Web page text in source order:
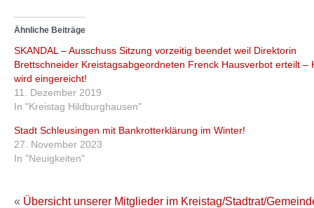
Ähnliche Beiträge
SKANDAL – Ausschuss Sitzung vorzeitig beendet weil Direktorin
Brettschneider Kreistagsabgeordneten Frenck Hausverbot erteilt –
wird eingereicht!
11. Dezember 2019
In "Kreistag Hildburghausen"
Stadt Schleusingen mit Bankrotterklärung im Winter!
27. November 2023
In "Neuigkeiten"
« Übersicht unserer Mitglieder im Kreistag/Stadtrat/